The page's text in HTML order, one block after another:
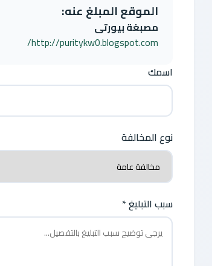
الموقع المبلغ عنه:
مصبغة بيورتى
http://puritykw0.blogspot.com/
اسمك
نوع المخالفة
سبب التبليغ *